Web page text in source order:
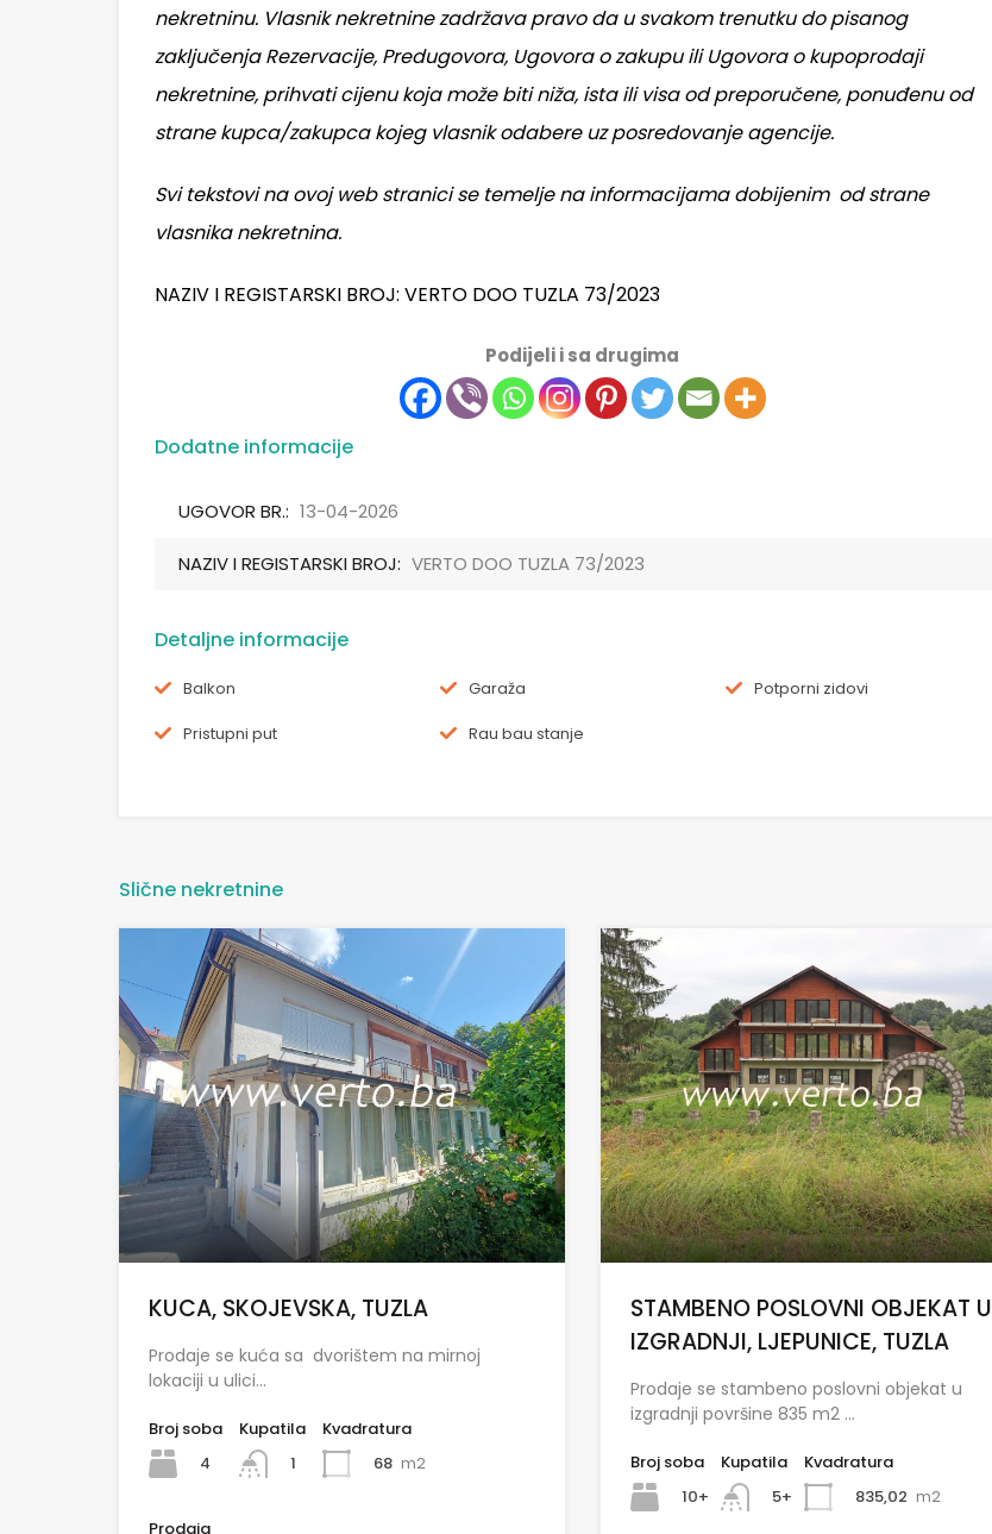
nekretninu. Vlasnik nekretnine zadržava pravo da u svakom trenutku do pisanog
zaključenja Rezervacije, Predugovora, Ugovora o zakupu ili Ugovora o kupoprodaji
nekretnine, prihvati cijenu koja može biti niža, ista ili visa od preporučene, ponuđenu od
strane kupca/zakupca kojeg vlasnik odabere uz posredovanje agencije.
Svi tekstovi na ovoj web stranici se temelje na informacijama dobijenim od strane
vlasnika nekretnina.
NAZIV I REGISTARSKI BROJ: VERTO DOO TUZLA 73/2023
Podijeli i sa drugima
Dodatne informacije
UGOVOR BR.: 13-04-2026
NAZIV I REGISTARSKI BROJ: VERTO DOO TUZLA 73/2023
Detaljne informacije
Balkon Garaža
Potporni zidovi
Pristupni put
Rau bau stanje
Slične nekretnine
KUCA, SKOJEVSKA, TUZLA
Prodaje se kuća sa dvorištem na mirnoj
lokaciji u ulici…
Broj soba
4
Kupatila
1
Kvadratura
68 m2
Prodaja
STAMBENO POSLOVNI OBJEKAT U
IZGRADNJI, LJEPUNICE, TUZLA
Prodaje se stambeno poslovni objekat u
izgradnji površine 835 m2 …
Broj soba
10+
Kupatila
5+
Kvadratura
835,02 m2